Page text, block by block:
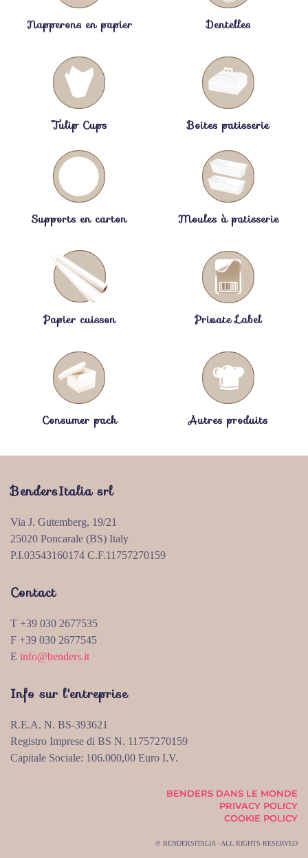
Napperons en papier Dentelles
Tulip Cups Boites patisserie
Supports en carton Moules à patisserie
Papier cuisson Private Label
Consumer pack Autres produits
BendersItalia srl
Via J. Gutemberg, 19/21
25020 Poncarale (BS) Italy
P.I.03543160174 C.F.11757270159
Contact
T +39 030 2677535
F +39 030 2677545
E info@benders.it
Info sur l'entreprise
R.E.A. N. BS-393621
Registro Imprese di BS N. 11757270159
Capitale Sociale: 106.000,00 Euro I.V.
BENDERS DANS LE MONDE
PRIVACY POLICY
COOKIE POLICY
© BENDERSITALIA - ALL RIGHTS RESERVED